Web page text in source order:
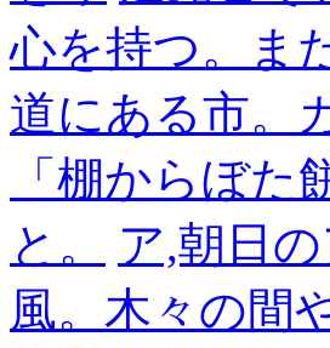
心を持つ。ま
道にある市。
「棚からぼ
と。
ア,朝日
風。木々の間